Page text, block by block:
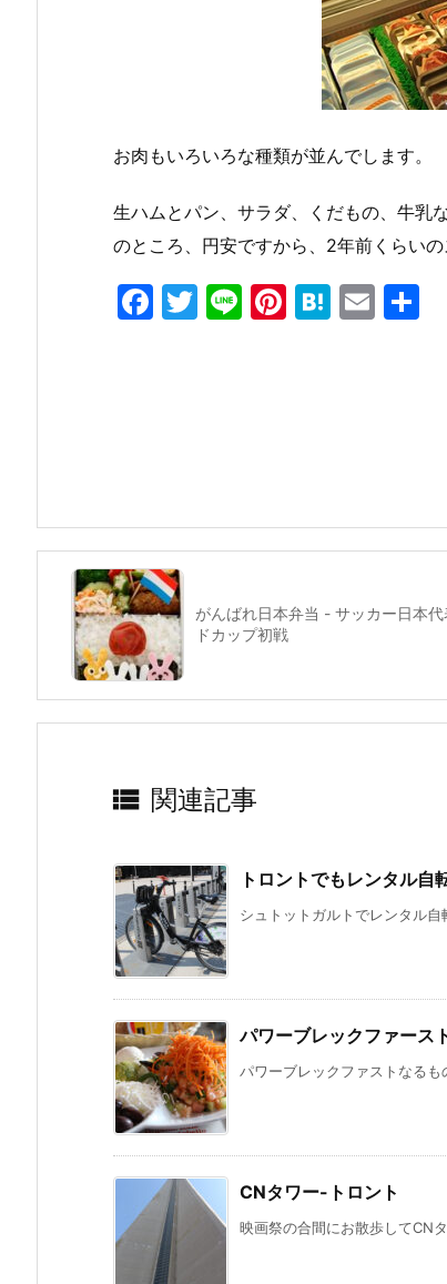
お肉もいろいろな種類が並んでします。
生ハムとパン、サラダ、くだもの、牛乳
のところ、円安ですから、2年前くらい
F
k
T
Li Pi H
E
がんばれ日本弁当 - サッカー日本
ドカップ初戦
 関連記事
トロントでもレンタル自
シュトットガルトでレンタル
パワーブレックファース
パワーブレックファストなる
CNタワー-トロント
映画祭の合間にお散歩してCN